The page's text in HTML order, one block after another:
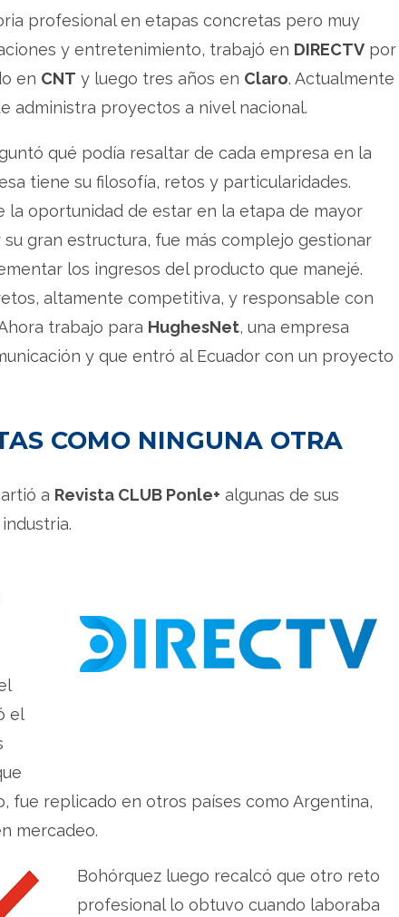
profesional en etapas concretas pero muy
y entretenimiento, trabajó en DIRECTV por
en CNT y luego tres años en Claro. Actualmente
administra proyectos a nivel nacional.
qué podía resaltar de cada empresa en la
tiene su filosofía, retos y particularidades.
la oportunidad de estar en la etapa de mayor
su gran estructura, fue más complejo gestionar
los ingresos del producto que manejé.
altamente competitiva, y responsable con
trabajo para HughesNet, una empresa
y que entró al Ecuador con un proyecto
COMO NINGUNA OTRA
a Revista CLUB Ponle+ algunas de sus
el
fue replicado en otros países como Argentina,
mercadeo.
Bohórquez luego recalcó que otro reto
profesional lo obtuvo cuando laboraba